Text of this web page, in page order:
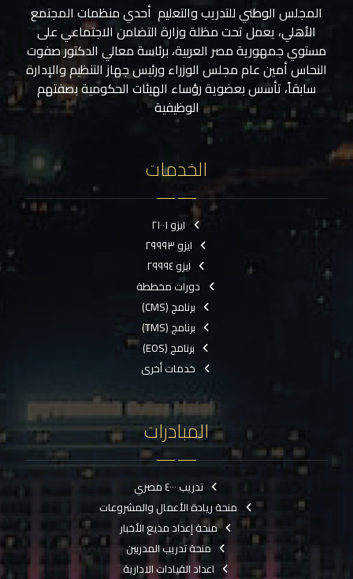
المجلس الوطني للتدريب والتعليم أحدي منظمات المجتمع
الأهلي، يعمل تحت مظلة وزارة التضامن الاجتماعي على
مستوي جمهورية مصر العربية، برئاسة معالي الدكتور صفوت
النحاس أمين عام مجلس الوزراء ورئيس جهاز التنظيم والإدارة
سابقاً، تأسس بعضوية رؤساء الهيئات الحكومية بصفتهم
الوظيفية
الخدمات
ايزو ٢١٠٠١
ايزو ٢٩٩٩٣
ايزو ٢٩٩٩٤
دورات مخططة
برنامج (CMS)
برنامج (TMS)
برنامج (EOS)
خدمات أخرى
المبادرات
تدريب ٤٠٠٠ مصري
منحة ريادة الأعمال والمشروعات
منحة إعداد مذيع الأخبار
منحة تدريب المدربين
اعداد القيادات الادارية